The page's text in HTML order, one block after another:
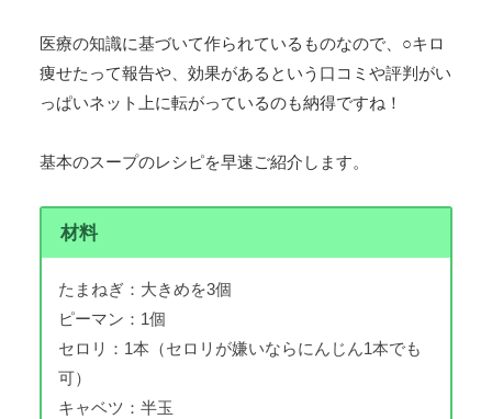
医療の知識に基づいて作られているものなので、○キロ
痩せたって報告や、効果があるという口コミや評判がい
っぱいネット上に転がっているのも納得ですね！
基本のスープのレシピを早速ご紹介します。
材料
たまねぎ：大きめを3個
ピーマン：1個
セロリ：1本（セロリが嫌いならにんじん1本でも
可）
キャベツ：半玉